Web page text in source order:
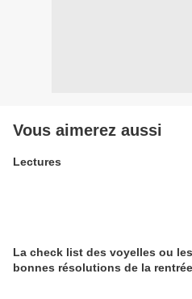
Vous aimerez aussi
Lectures
La check list des voyelles ou les
bonnes résolutions de la rentrée